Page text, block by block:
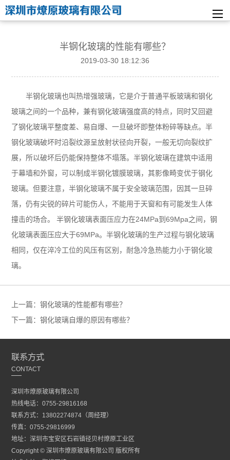
半钢化玻璃的性能有哪些？
2019-03-30 18:12:36
半钢化玻璃也叫热增强玻璃，它是介于普通平板玻璃和钢化
玻璃之间的一个品种，兼有钢化玻璃强度高的特点，同时又回避
了钢化玻璃平整度差、易自爆、一旦破坏即整体粉碎等缺点。半
钢化玻璃破坏时沿裂纹源呈放射状径向开裂，一般无切向裂纹扩
展，所以破坏后仍能保持整体不塌落。半钢化玻璃在建筑中适用
于幕墙和外窗，可以制成半钢化镀膜玻璃，其影像畸变优于钢化
玻璃。但要注意，半钢化玻璃不属于安全玻璃范围，因其一旦碎
落，仍有尖锐的碎片可能伤人，不能用于天窗和有可能发生人体
撞击的场合。 半钢化玻璃表面压应力在24MPa到69Mpa之间，钢
化玻璃表面压应大于69MPa。半钢化玻璃的生产过程与钢化玻璃
相同，仅在淬冷工位的风压有区别，耐急冷急热能力小于钢化玻
璃。
上一篇：钢化玻璃的性能都有哪些？
下一篇：钢化玻璃自爆的原因有哪些？
联系方式
CONTACT
深圳市燎原玻璃有限公司
热线电话：0755-29816168
联系方式：13802274874（周经理）
传真：0755-29816999
地址：深圳市宝安区石岩镇径贝村燎原工业区
Copyright © 深圳市燎原玻璃有限公司 版权所有